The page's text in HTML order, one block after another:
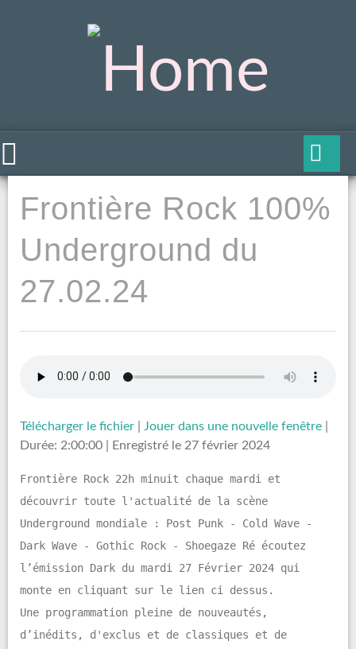
Frontière Rock 100%
Underground du
27.02.24
Télécharger le fichier Jouer dans une nouvelle fenêtre
Durée: 2:00:00
Enregistré le 27 février 2024
Frontière Rock 22h minuit chaque mardi et
découvrir toute l'actualité de la scène
Underground mondiale : Post Punk - Cold Wave -
Dark Wave - Gothic Rock - Shoegaze Ré écoutez
l’émission Dark du mardi 27 Février 2024 qui
monte en cliquant sur le lien ci dessus.
Une programmation pleine de nouveautés,
d’inédits, d'exclus et de classiques et de